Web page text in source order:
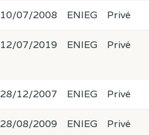
10/07/2008 ENIEG Privé
12/07/2019 ENIEG Privé
28/12/2007 ENIEG Privé
28/08/2009 ENIEG Privé